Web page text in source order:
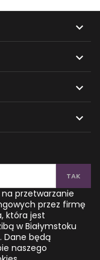
w poręcznej,
puszce. W każdej
ok. 20 minut. Skład jest
szkodliwe i osiągają
aromat. Firma
wysokiej jakości...




przetwarzanie
przez firmę
która jest
w Białymstoku
Dane będą
naszego